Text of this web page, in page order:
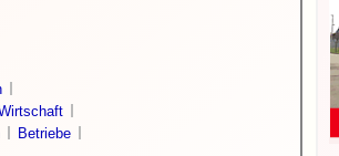
Betriebe